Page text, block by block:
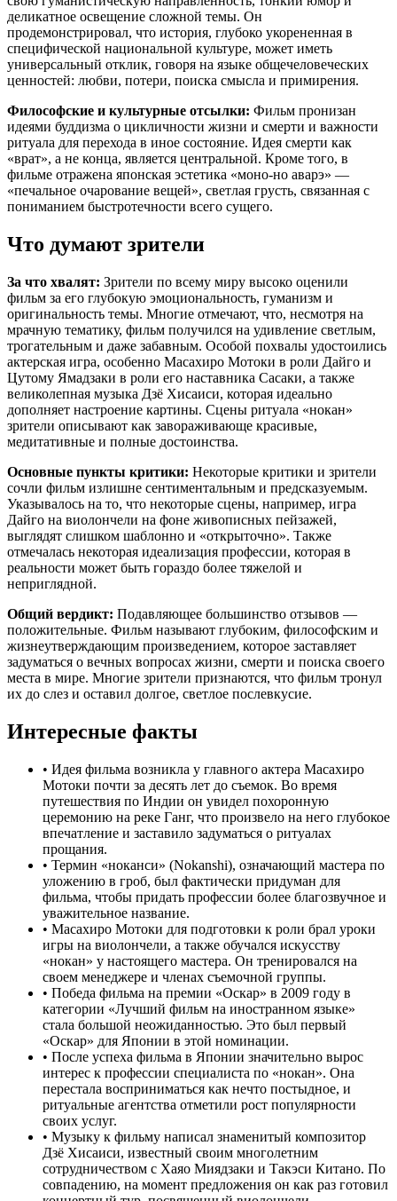
деликатное освещение сложной темы. Он
продемонстрировал, что история, глубоко укорененная в
специфической национальной культуре, может иметь
универсальный отклик, говоря на языке общечеловеческих
ценностей: любви, потери, поиска смысла и примирения.
Философские и культурные отсылки: Фильм пронизан
идеями буддизма о цикличности жизни и смерти и важности
ритуала для перехода в иное состояние. Идея смерти как
«врат», а не конца, является центральной. Кроме того, в
фильме отражена японская эстетика «моно-но аварэ» —
«печальное очарование вещей», светлая грусть, связанная с
пониманием быстротечности всего сущего.
Что думают зрители
За что хвалят: Зрители по всему миру высоко оценили
фильм за его глубокую эмоциональность, гуманизм и
оригинальность темы. Многие отмечают, что, несмотря на
мрачную тематику, фильм получился на удивление светлым,
трогательным и даже забавным. Особой похвалы удостоились
актерская игра, особенно Масахиро Мотоки в роли Дайго и
Цутому Ямадзаки в роли его наставника Сасаки, а также
великолепная музыка Дзё Хисаиси, которая идеально
дополняет настроение картины. Сцены ритуала «нокан»
зрители описывают как завораживающе красивые,
медитативные и полные достоинства.
Основные пункты критики: Некоторые критики и зрители
сочли фильм излишне сентиментальным и предсказуемым.
Указывалось на то, что некоторые сцены, например, игра
Дайго на виолончели на фоне живописных пейзажей,
выглядят слишком шаблонно и «открыточно». Также
отмечалась некоторая идеализация профессии, которая в
реальности может быть гораздо более тяжелой и
неприглядной.
Общий вердикт: Подавляющее большинство отзывов —
положительные. Фильм называют глубоким, философским и
жизнеутверждающим произведением, которое заставляет
задуматься о вечных вопросах жизни, смерти и поиска своего
места в мире. Многие зрители признаются, что фильм тронул
их до слез и оставил долгое, светлое послевкусие.
Интересные факты
• Идея фильма возникла у главного актера Масахиро
Мотоки почти за десять лет до съемок. Во время
путешествия по Индии он увидел похоронную
церемонию на реке Ганг, что произвело на него глубокое
впечатление и заставило задуматься о ритуалах
прощания.
• Термин «ноканси» (Nokanshi), означающий мастера по
уложению в гроб, был фактически придуман для
фильма, чтобы придать профессии более благозвучное и
уважительное название.
• Масахиро Мотоки для подготовки к роли брал уроки
игры на виолончели, а также обучался искусству
«нокан» у настоящего мастера. Он тренировался на
своем менеджере и членах съемочной группы.
• Победа фильма на премии «Оскар» в 2009 году в
категории «Лучший фильм на иностранном языке»
стала большой неожиданностью. Это был первый
«Оскар» для Японии в этой номинации.
• После успеха фильма в Японии значительно вырос
интерес к профессии специалиста по «нокан». Она
перестала восприниматься как нечто постыдное, и
ритуальные агентства отметили рост популярности
своих услуг.
• Музыку к фильму написал знаменитый композитор
Дзё Хисаиси, известный своим многолетним
сотрудничеством с Хаяо Миядзаки и Такэси Китано. По
совпадению, на момент предложения он как раз готовил